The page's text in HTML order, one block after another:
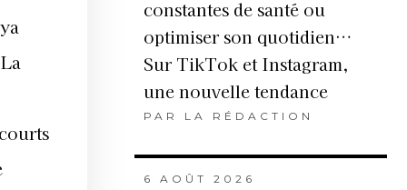
constantes de santé ou
optimiser son quotidien…
Sur TikTok et Instagram,
une nouvelle tendance
PAR LA RÉDACTION
6 AOÛT 2026